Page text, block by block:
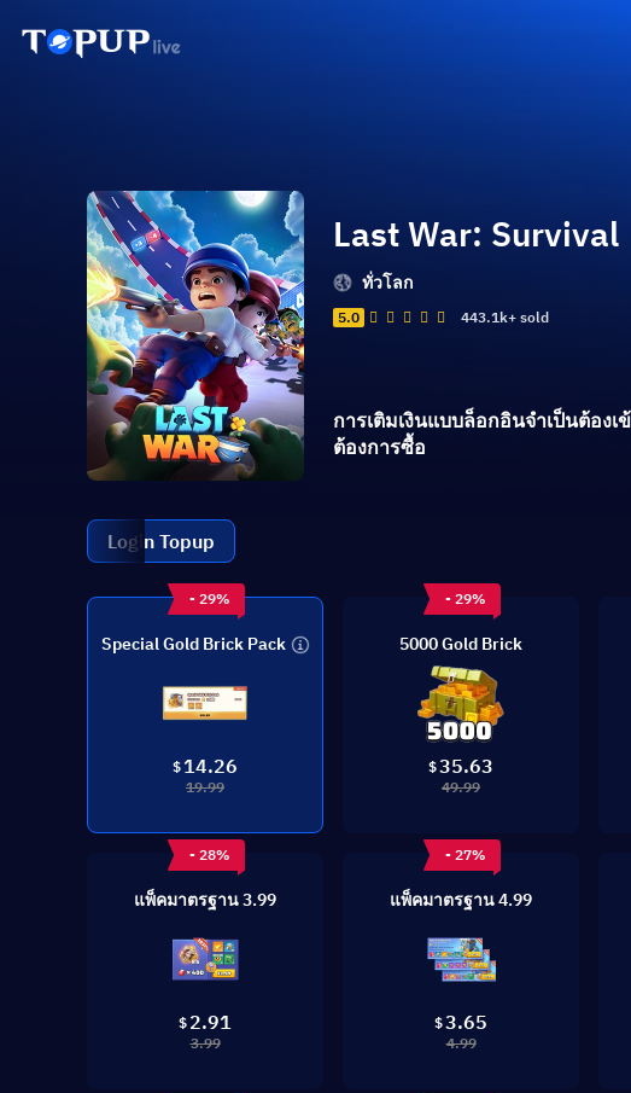
Last War: Survival
ทั่วโลก
5.0 443.1k+ sold
การเติมเงินแบบล็อกอินจำเป็นต้อง
ต้องการซื้อ
Login Topup
- 29%
Special Gold Brick Pack
$ 14.26
19.99
- 29%
5000 Gold Brick
$35.63
49.99
- 28%
แพ็คมาตรฐาน 3.99
$ 2.91
3.99
- 27%
แพ็คมาตรฐาน 4.99
$3.65
4.99